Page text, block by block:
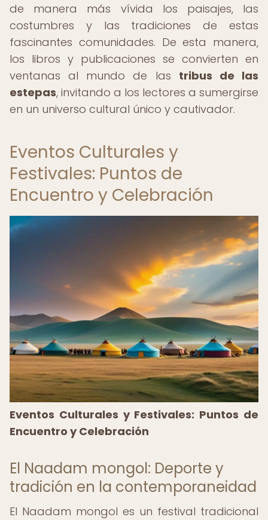
de manera más vívida los paisajes, las
costumbres y las tradiciones de estas
fascinantes comunidades. De esta manera,
los libros y publicaciones se convierten en
ventanas al mundo de las tribus de las
estepas, invitando a los lectores a sumergirse
en un universo cultural único y cautivador.
Eventos Culturales y
Festivales: Puntos de
Encuentro y Celebración
Eventos Culturales y Festivales: Puntos de
Encuentro y Celebración
El Naadam mongol: Deporte y
tradición en la contemporaneidad
El Naadam mongol es un festival tradicional